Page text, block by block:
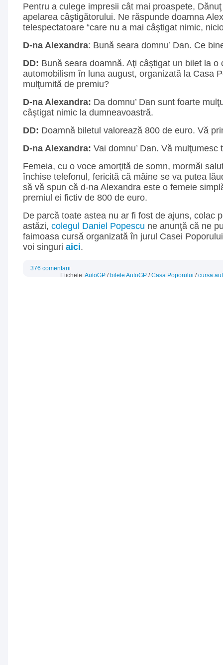
Pentru a culege impresii cât mai proaspete,
apelarea câştigătorului. Ne răspunde doamna
telespectatoare “care nu a mai câştigat nimic,
D-na Alexandra: Bună seara domnu’ Dan. Ce
DD: Bună seara doamnă. Aţi câştigat un bilet la o
automobilism în luna august, organizată la Casa
mulţumită de premiu?
D-na Alexandra: Da domnu’ Dan sunt foarte
câştigat nimic la dumneavoastră.
DD: Doamnă biletul valorează 800 de euro. Vă
D-na Alexandra: Vai domnu’ Dan. Vă mulţumesc
Femeia, cu o voce amorţită de somn, mormăi
închise telefonul, fericită că mâine se va putea
să vă spun că d-na Alexandra este o femeie
premiul ei fictiv de 800 de euro.
De parcă toate astea nu ar fi fost de ajuns, colac
astăzi, colegul Daniel Popescu ne anunţă că ne
faimoasa cursă organizată în jurul Casei
voi singuri aici.
376 comentarii
Etichete:AutoGP / bilete AutoGP /Casa Poporului /cursa